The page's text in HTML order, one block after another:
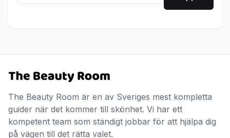
The Beauty Room är en av Sveriges mest kompletta
guider när det kommer till skönhet. Vi har ett
kompetent team som ständigt jobbar för att hjälpa dig
på vägen till det rätta valet.